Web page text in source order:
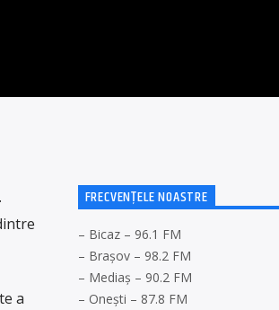
a
FRECVENȚELE NOASTRE
– Bicaz – 96.1 FM
– Brașov – 98.2 FM
– Mediaș – 90.2 FM
– Onești – 87.8 FM